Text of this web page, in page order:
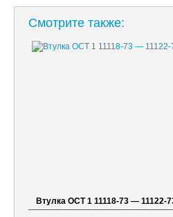
Смотрите также:
Втулка ОСТ 1 11118-73 — 11122-